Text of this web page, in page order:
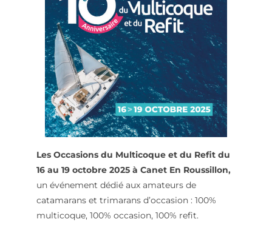
Les Occasions du Multicoque et du Refit du
16 au 19 octobre 2025 à Canet En Roussillon,
un événement dédié aux amateurs de
catamarans et trimarans d’occasion : 100%
multicoque, 100% occasion, 100% refit.